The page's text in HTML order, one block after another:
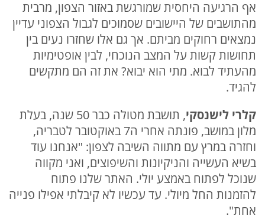
אף הרגיעה היחסית שמורגשת באזור הצפון, מרבית
מהתושבים של היישובים שסמוכים לגבול הצפוני עדיין
נמצאים רחוקים מביתם. אך גם אלו שחזרו נעים בין
תחושות קשות על המצב הנוכחי, לבין אופטימיות
מהעתיד לבוא. מתי הוא יבוא? את זה הם מתקשים
להגיד.
קלרי לישנסקי
, תושבת מטולה כבר 50 שנה, בעלת
מלון במושב, פונתה אחרי ה7 באוקטובר לטבריה,
וחזרה במרץ עם מתווה השיבה לצפון: "אנחנו עוד
בשיא העשייה והניקיונות והשיפוצים, ואני מקווה
שנוכל לפתוח באמצע יולי. האתר שלנו פתוח
להזמנות החל מיולי. עד עכשיו לא קיבלתי אפילו פנייה
אחת".